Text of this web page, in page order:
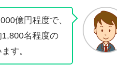
億円程度で、
名程度の
す。